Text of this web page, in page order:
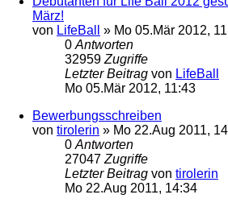
März!
von LifeBall » Mo 05.Mär 2012,
0 Antworten
32959 Zugriffe
Letzter Beitrag von LifeBall
Mo 05.Mär 2012, 11:43
Bewerbungsschreiben
von tirolerin » Mo 22.Aug 2011,
0 Antworten
27047 Zugriffe
Letzter Beitrag von tirolerin
Mo 22.Aug 2011, 14:34